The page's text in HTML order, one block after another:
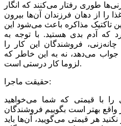
طوری رفتار می‌کنند که انگار
را از دهان فرزندان آن‌ها بیرون
تاکتیک مذاکره باعث می‌شود این
که آدم بدی هستید. با توجه به
فروشندگان این کار را
جواب می‌دهد، نه به این خاطر که
لزوما کار درستی است.
حقیقت ماجرا:
را با قیمتی که شما می‌خواهید
واقع بهتر است بگوییم فروشندگان
هر قیمتی می‌گویید، آن‌ها باید